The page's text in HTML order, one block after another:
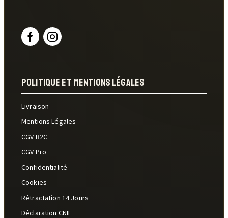
Politique Et Mentions Légales
Livraison
Mentions Légales
CGV B2C
CGV Pro
Confidentialité
Cookies
Rétractation 14 Jours
Déclaration CNIL